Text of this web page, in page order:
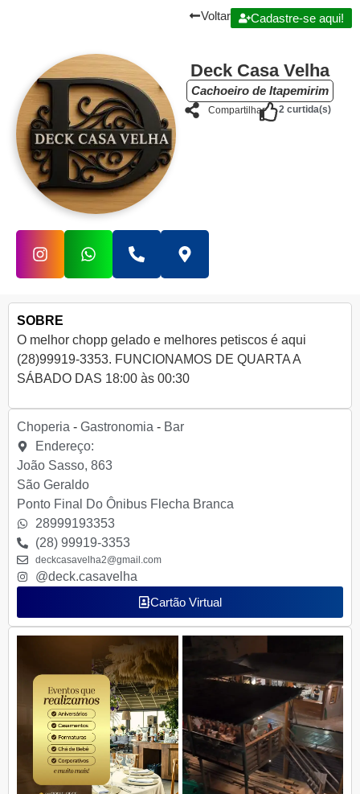
Cadastre-se aqui!
Voltar
Deck Casa Velha
Cachoeiro de Itapemirim
Compartilhar 2 curtida(s)
SOBRE
O melhor chopp gelado e melhores petiscos é aqui
(28)99919-3353. FUNCIONAMOS DE QUARTA A
SÁBADO DAS 18:00 às 00:30
Choperia - Gastronomia - Bar
Endereço:
João Sasso, 863
São Geraldo
Ponto Final Do Ônibus Flecha Branca
28999193353
(28) 99919-3353
deckcasavelha2@gmail.com
@deck.casavelha
Cartão Virtual